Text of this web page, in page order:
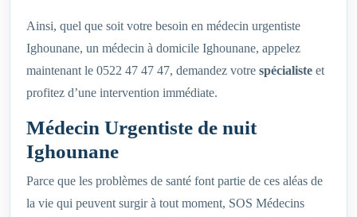
Ainsi, quel que soit votre besoin en médecin urgentiste
Ighounane, un médecin à domicile Ighounane, appelez
maintenant le 0522 47 47 47, demandez votre spécialiste et
profitez d’une intervention immédiate.
Médecin Urgentiste de nuit
Ighounane
Parce que les problèmes de santé font partie de ces aléas de
la vie qui peuvent surgir à tout moment, SOS Médecins